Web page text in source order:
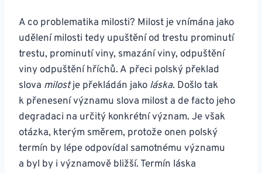
A co problematika milosti? Milost je vnímána jako
udělení milosti tedy upuštění od trestu prominutí
trestu, prominutí viny, smazání viny, odpuštění
viny odpuštění hříchů. A přeci polský překlad
slova milostje překládán jako láska. Došlo tak
k přenesení významu slova milost a de facto jeho
degradaci na určitý konkrétní význam. Je však
otázka, kterým směrem, protože onen polský
termín by lépe odpovídal samotnému významu
a byl by i významově bližší. Termín láska